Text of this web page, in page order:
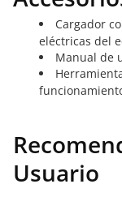
Cargador
eléctricas del
Manual de
Usuario